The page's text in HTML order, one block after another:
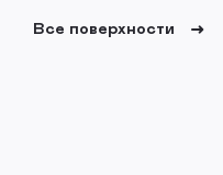
Все поверхности